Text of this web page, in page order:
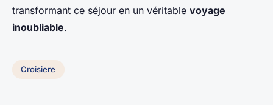
transformant ce séjour en un véritable voyage
inoubliable.
Croisiere